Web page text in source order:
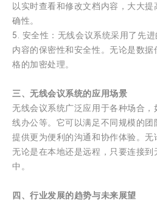
以实时查看和修改文档内容，大大
确性。
5. 安全性：无线会议系统采用了先
内容的保密性和安全性。无论是数
格的加密处理。
三、无线会议系统的应用场景
无线会议系统广泛应用于各种场合
线办公等。它可以满足不同规模的
提供更为便利的沟通和协作体验。无
无论是在本地还是远程，只要连接
中。
四、行业发展的趋势与未来展望